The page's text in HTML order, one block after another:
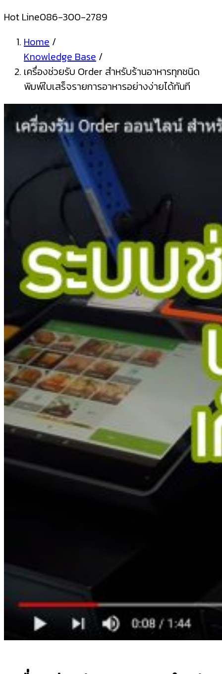
Hot Line086-300-2789
Home /
Knowledge Base /
เครื่องช่วยรับ Order สำหรับร้านอาหารทุกชนิด
พิมพ์ใบเสร็จรายการอาหารอย่างง่ายได้ทันที